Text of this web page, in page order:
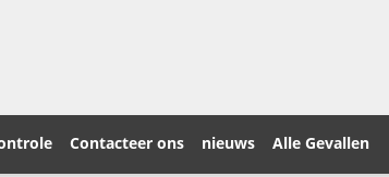
Contacteer ons nieuws Alle Gevallen